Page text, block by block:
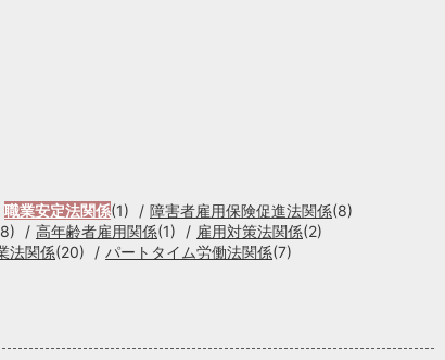
職業安定法関係(1) 障害者雇用保険促進法関係(8)
高年齢者雇用関係(1) 雇用対策法関係(2)
法関係(20) パートタイム労働法関係(7)